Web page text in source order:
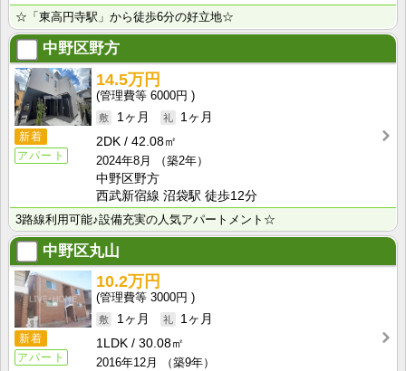
☆「東高円寺駅」から徒歩6分の好立地☆
中野区野方
新着
アパート
14.5万円
6000円
1ヶ月
1ヶ月
2DK
42.08㎡
2024年8月
（築2年）
中野区野方
西武新宿線 沼袋駅 徒歩12分
3路線利用可能♪設備充実の人気アパートメント☆
中野区丸山
新着
アパート
10.2万円
3000円
1ヶ月
1ヶ月
1LDK
30.08㎡
2016年12月
（築9年）